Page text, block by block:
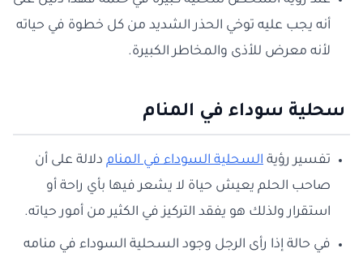
أنه يجب عليه توخي الحذر الشديد من كل خطوة في حياته
لأنه معرض للأذى والمخاطر الكبيرة.
سحلية سوداء في المنام
تفسير رؤية السحلية السوداء في المنام دلالة على أن
صاحب الحلم يعيش حياة لا يشعر فيها بأي راحة أو
استقرار ولذلك هو يفقد التركيز في الكثير من أمور حياته.
في حالة إذا رأى الرجل وجود السحلية السوداء في منامه